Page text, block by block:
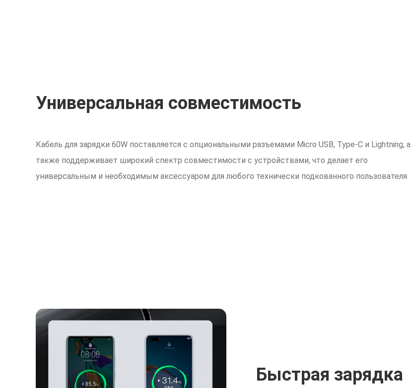
Универсальная совместимость
Кабель для зарядки 60W поставляется с опциональными разъемами Micro USB, Type-C и Lightning, а
также поддерживает широкий спектр совместимости с устройствами, что делает его
универсальным и необходимым аксессуаром для любого технически подкованного пользователя.
Быстрая зарядка